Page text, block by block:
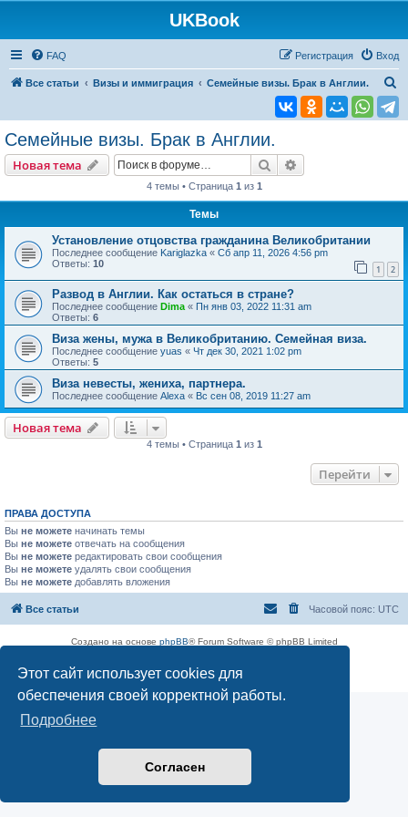
Этот сайт использует cookies для
обеспечения своей корректной работы.
Подробнее
Согласен
UKBook
FAQ Вход
Регистрация
Все статьи Визы и иммиграция Семейные визы. Брак в Англии.
Семейные визы. Брак в Англии.
Новая тема Поиск
4 темы • Страница 1 из 1
Темы
Установление отцовства гражданина Великобритании
Последнее сообщение Kariglazka « Сб апр 11, 2026 4:56 pm
Ответы: 10 1 2
Развод в Англии. Как остаться в стране?
Последнее сообщение Dima « Пн янв 03, 2022 11:31 am
Ответы: 6
Виза жены, мужа в Великобританию. Семейная виза.
Последнее сообщение yuas « Чт дек 30, 2021 1:02 pm
Ответы: 5
Виза невесты, жениха, партнера.
Последнее сообщение Alexa « Вс сен 08, 2019 11:27 am
Новая тема
4 темы • Страница 1 из 1
Перейти
ПРАВА ДОСТУПА
Вы не можете начинать темы
Вы не можете отвечать на сообщения
Вы не можете редактировать свои сообщения
Вы не можете удалять свои сообщения
Вы не можете добавлять вложения
Все статьи Часовой пояс: UTC
Создано на основе phpBB® Forum Software © phpBB Limited
Конфиденциальность|Правила